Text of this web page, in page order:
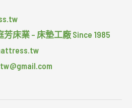
芳床業 – 床墊工廠 Since 1985